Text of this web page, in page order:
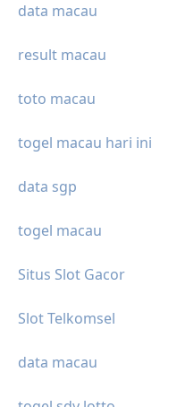
data macau
result macau
toto macau
togel macau hari ini
data sgp
togel macau
Situs Slot Gacor
Slot Telkomsel
data macau